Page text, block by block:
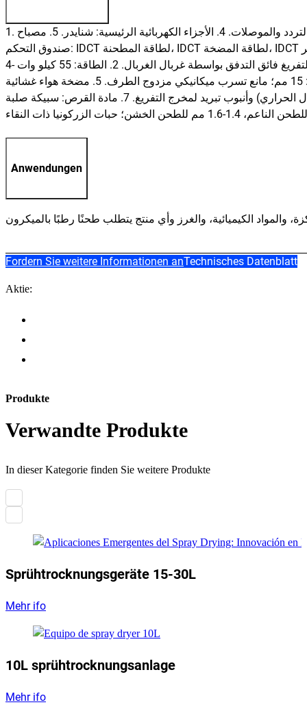
1. مزودة بصندوق تحكم. 2. مجهزة بخزانة على الجانب الأيسر من مطحنة الرمل. 3. خزانة طاقة منفصلة لتركيب عاكس التردد والموصلات. 4. الأجزاء الكهربائية الرئيسية: شنايدر. 5. مصباح IDCT الرئيسي في
صندوق التحكم: IDCT لطاقة المطحنة، IDCT لطاقة المضخة، IDCT للطاقة. 6. المفتاح الرئيسي والزر الرئيسي: بدء تشغيل المضخة، إيقاف المضخة، مفتاح الطاحونة، إيقاف الطوارئ. 7. العداد الرئيسي: عداد الأمبير
(شاشة رقمية). 1. نظام التفريغ فائق التدفق بواسطة غربال الغربال. 2. الطاقة: 55 كيلو وات -4p، 380 فولت. 3. حجم العمل: 100 لتر. 4-نوع القرص؛ سرعة عمود الدوران 800 دورة في الدقيقة، مدفوعة بحزام
وبكرة، قطر القرص: 325 مم*8 قطع، السماكة: 15 مم؛ مانع تسرب ميكانيكي مزدوج الطرف. 5. مضخة هواء غشائية (DN25)، استهلاك الهواء: 6 كجم/سم2. 6. مع نظام تبريد لحاوية الطحن بقطعتين منفصلتين
(غطاء حلزوني لتحقيق أقصى قدر من كفاءة التبادل الحراري) وأنبوب تبريد لمخرج التفريغ. 7. مادة القرص: سبيكة صلبة (HRC> 65)، حاوية الطحن الداخلية: سبيكة مضادة للتآكل ؛ الحاوية الخارجية: ss304 مع تلميع
Anwendungen
Fordern Sie weitere Informationen anTechnisches Datenblatt
Aktie:
Produkte
Verwandte Produkte
In dieser Kategorie finden Sie weitere Produkte
Sprühtrocknungsgeräte 15-30L
Mehr ifo
10L sprühtrocknungsanlage
Mehr ifo